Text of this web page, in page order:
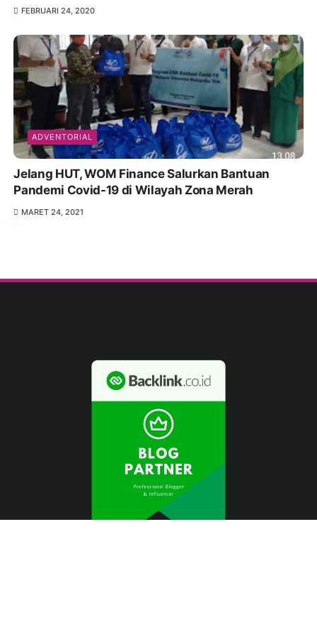
FEBRUARI 24, 2020
ADVENTORIAL
Jelang HUT, WOM Finance Salurkan Bantuan
Pandemi Covid-19 di Wilayah Zona Merah
MARET 24, 2021